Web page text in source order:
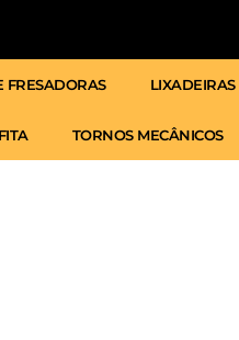
FRESADORAS LIXADEIRAS
TORNOS MECÂNICOS